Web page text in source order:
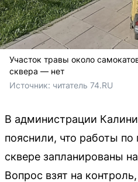
Участок травы около
сквера — нет
Источник: читатель 74.RU
В администрации
пояснили, что работы
сквере запланированы
Вопрос взят на